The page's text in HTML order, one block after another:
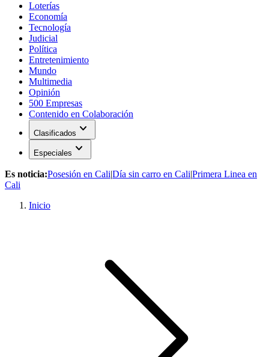
Loterías
Economía
Tecnología
Judicial
Política
Entretenimiento
Mundo
Multimedia
Opinión
500 Empresas
Contenido en Colaboración
Clasificados expand_more
Especiales expand_more
Es noticia:Posesión en Cali|Día sin carro en Cali|Primera Linea en
Cali
Inicio